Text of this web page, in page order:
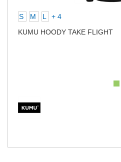
S M L
+ 4
KUMU HOODY TAKE FLIGHT